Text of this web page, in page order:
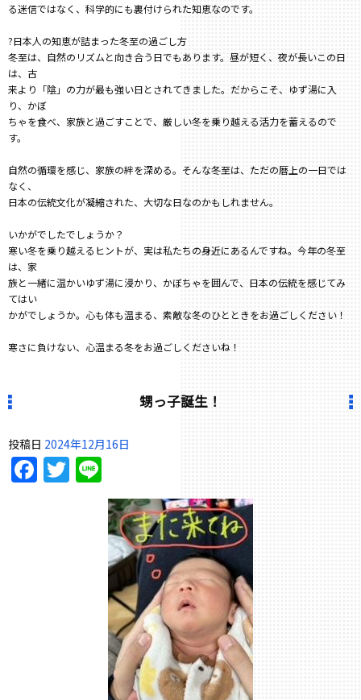
る迷信ではなく、科学的にも裏付けられた知恵なのです。
?日本人の知恵が詰まった冬至の過ごし方
冬至は、自然のリズムと向き合う日でもあります。昼が短く、夜が長いこの日
は、古
来より「陰」の力が最も強い日とされてきました。だからこそ、ゆず湯に入
り、かぼ
ちゃを食べ、家族と過ごすことで、厳しい冬を乗り越える活力を蓄えるので
す。
自然の循環を感じ、家族の絆を深める。そんな冬至は、ただの暦上の一日では
なく、
日本の伝統文化が凝縮された、大切な日なのかもしれません。
いかがでしたでしょうか？
寒い冬を乗り越えるヒントが、実は私たちの身近にあるんですね。今年の冬至
は、家
族と一緒に温かいゆず湯に浸かり、かぼちゃを囲んで、日本の伝統を感じてみ
てはい
かがでしょうか。心も体も温まる、素敵な冬のひとときをお過ごしください！
寒さに負けない、心温まる冬をお過ごしくださいね！
甥っ子誕生！
投稿日 2024年12月16日
Facebook
Twitter